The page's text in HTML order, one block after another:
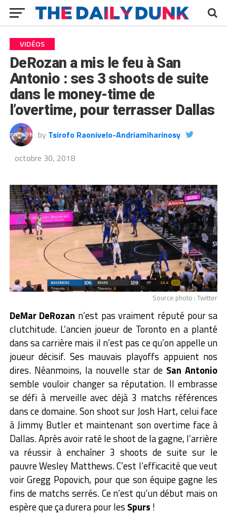
VIDÉOS
DeRozan a mis le feu à San
Antonio : ses 3 shoots de suite
dans le money-time de
l’overtime, pour terrasser Dallas
by Tsirofo Raonivelo-Andriamiharinosy
octobre 30, 2018
Source photo : Twitter
DeMar DeRozan n’est pas vraiment réputé pour sa
clutchitude. L’ancien joueur de Toronto en a planté
dans sa carrière mais il n’est pas ce qu’on appelle un
joueur décisif. Ses mauvais playoffs appuient nos
dires. Néanmoins, la nouvelle star deSan Antonio
semble vouloir changer sa réputation. Il embrasse
se défi à merveille avec déjà 3 matchs références
dans ce domaine. Son shoot sur Josh Hart, celui face
à Jimmy Butler et maintenant son overtime face à
Dallas. Après avoir raté le shoot de la gagne, l’arrière
va réussir à enchaîner 3 shoots de suite sur le
pauvre Wesley Matthews. C’est l’efficacité que veut
voir Gregg Popovich, pour que son équipe gagne les
fins de matchs serrés. Ce n’est qu’un début mais on
espère que ça durera pour les Spurs !